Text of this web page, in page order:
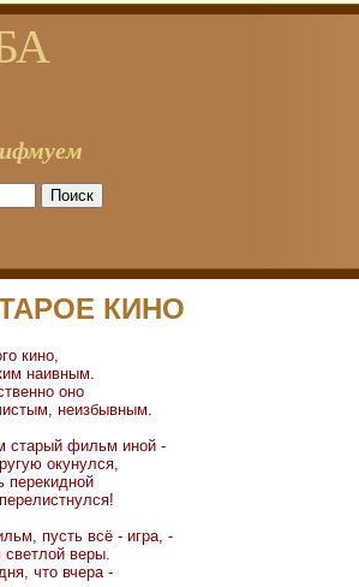
КИНО
кино,
наивным.
оно
неизбывным.
старый фильм иной -
окунулся,
перекидной
пусть всё - игра, -
веры.
что вчера -